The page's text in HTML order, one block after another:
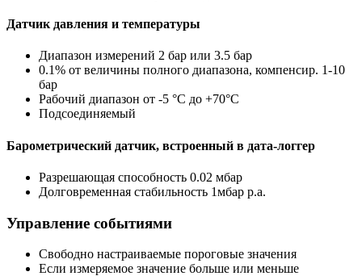
Датчик давления и температуры
Диапазон измерений 2 бар или 3.5 бар
0.1% от величины полного диапазона, компенсир. 1-10
бар
Рабочий диапазон от -5 °C до +70°C
Подсоединяемый
Барометрический датчик, встроенный в дата-логгер
Разрешающая способность 0.02 мбар
Долговременная стабильность 1мбар p.a.
Управление событиями
Свободно настраиваемые пороговые значения
Если измеряемое значение больше или меньше